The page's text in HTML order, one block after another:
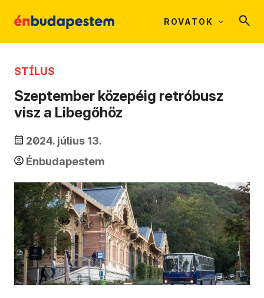
ROVATOK
STÍLUS
Szeptember közepéig retróbusz
visz a Libegőhöz
2024. július 13.
Énbudapestem